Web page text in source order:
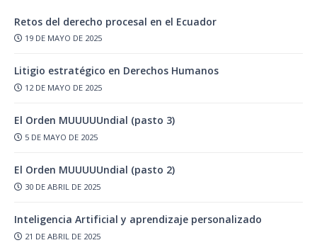
Retos del derecho procesal en el Ecuador
19 DE MAYO DE 2025
Litigio estratégico en Derechos Humanos
12 DE MAYO DE 2025
El Orden MUUUUUndial (pasto 3)
5 DE MAYO DE 2025
El Orden MUUUUUndial (pasto 2)
30 DE ABRIL DE 2025
Inteligencia Artificial y aprendizaje personalizado
21 DE ABRIL DE 2025